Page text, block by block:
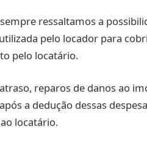
ressaltamos a
pelo locador para
pelo locatário.
reparos de danos ao
a dedução dessas
locatário.